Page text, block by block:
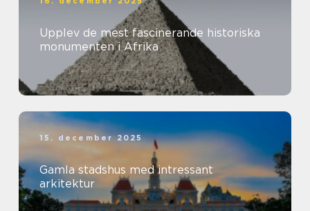
Upplev de mest fascinerande historiska
monumenten i Afrika
15. december 2025
Gamla stadshus med intressant
arkitektur